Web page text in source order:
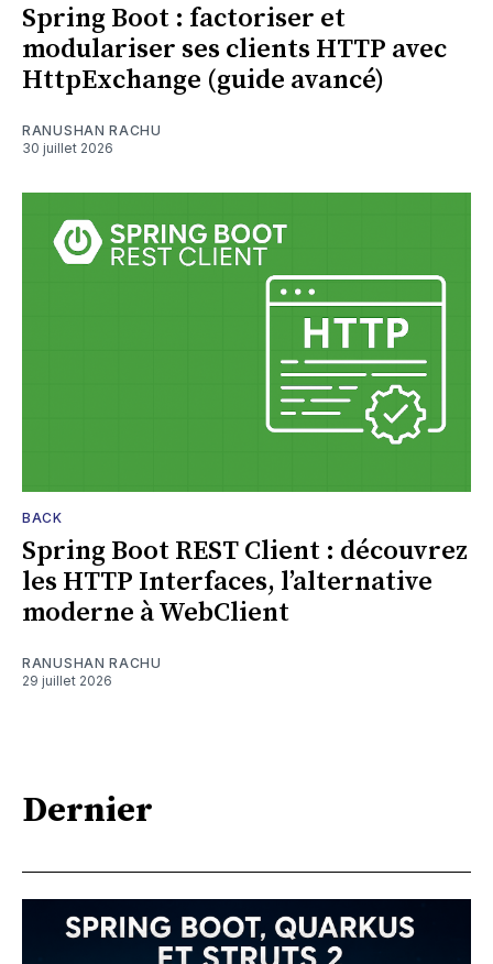
Spring Boot : factoriser et
modulariser ses clients HTTP avec
HttpExchange (guide avancé)
RANUSHAN RACHU
30 juillet 2026
BACK
Spring Boot REST Client : découvrez
les HTTP Interfaces, l’alternative
moderne à WebClient
RANUSHAN RACHU
29 juillet 2026
Dernier